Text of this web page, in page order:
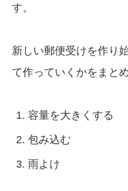
す。
新しい郵便受けを作り
て作っていくかをまとめ
容量を大きくする
包み込む
雨よけ